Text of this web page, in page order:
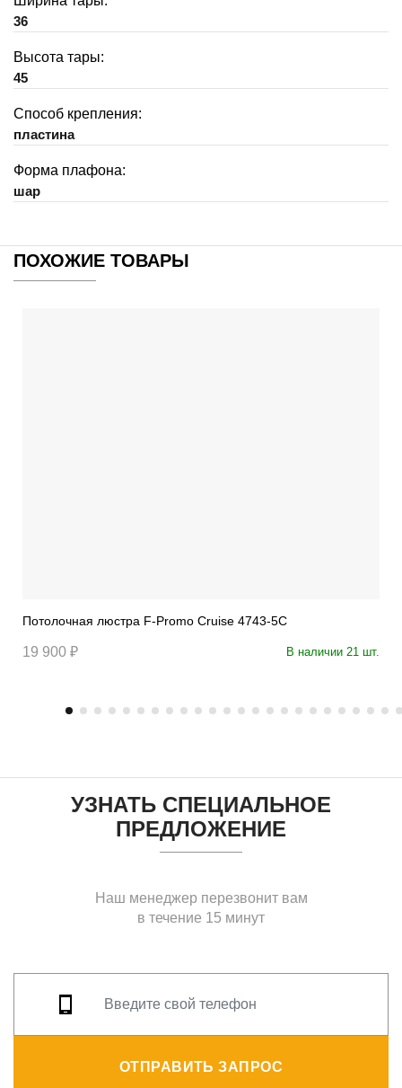
36
Высота тары:
45
Способ крепления:
пластина
Форма плафона:
шар
ПОХОЖИЕ ТОВАРЫ
Потолочная люстра F-Promo Cruise 4743-5C
19 900 ₽ В наличии 21 шт.
УЗНАТЬ СПЕЦИАЛЬНОЕ
ПРЕДЛОЖЕНИЕ
Наш менеджер перезвонит вам
в течение 15 минут
ОТПРАВИТЬ ЗАПРОС